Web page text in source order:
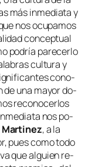
más in­me­dia­ta y
nos ocu­pa­mos
con­cep­tual
po­dría pa­re­cer­lo
cul­tu­ra y
co­no­
de una ma­yor do­
re­co­no­cer­los
nos po­
, a la
pues co­mo to­do
que al­guien re­